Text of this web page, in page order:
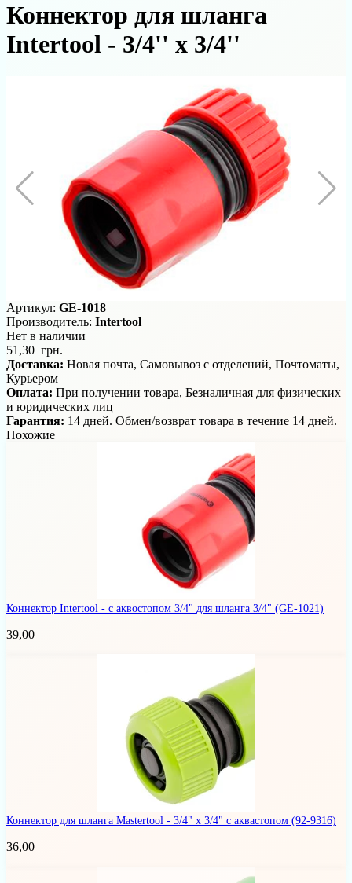
Коннектор для шланга
Intertool - 3/4'' х 3/4''
Артикул: GE-1018
Производитель: Intertool
Нет в наличии
51,30 грн.
Доставка: Новая почта, Самовывоз с отделений, Почтоматы,
Курьером
Оплата: При получении товара, Безналичная для физических
и юридических лиц
Гарантия: 14 дней. Обмен/возврат товара в течение 14 дней.
Похожие
Коннектор Intertool - с аквостопом 3/4" для шланга 3/4" (GE-1021)
39,00
Коннектор для шланга Mastertool - 3/4" x 3/4" с аквастопом (92-9316)
36,00